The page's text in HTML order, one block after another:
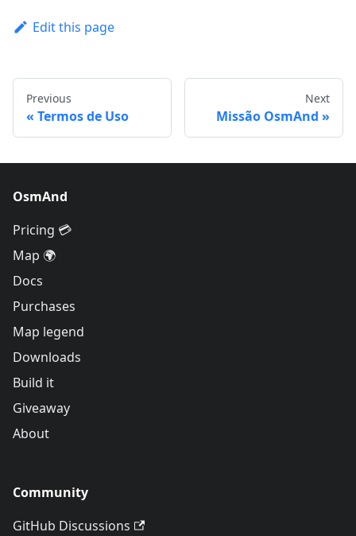
Edit this page
Previous
Termos de Uso
Next
Missão OsmAnd
OsmAnd
Pricing 💳
Map 🌍
Docs
Purchases
Map legend
Downloads
Build it
Giveaway
About
Community
GitHub Discussions